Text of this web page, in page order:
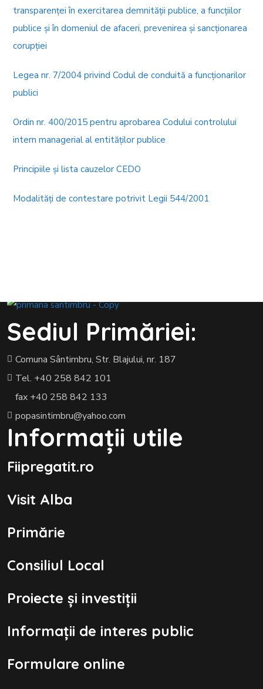
transparenţei în exercitarea demnităţii publice, a funcţiilor
publice şi în domeniul de afaceri, prevenirea şi sancţionarea
corupţiei
Legea nr. 7/2004 privind Codul de conduită a funcţionarilor
publici
Ordin nr. 400/2015 pentru aprobarea Codului controlului
intern managerial al entităţilor publice
Principiile şi lista cauzelor CEDO
Modalităţi de contestare potrivit Legii 544/2001
Sediul Primăriei:
Comuna Sântimbru, Str. Blajului, nr. 187
Tel. +40 258 842 101
fax +40 258 842 133
popasintimbru@yahoo.com
Informații utile
Fiipregatit.ro
Visit Alba
Primărie
Consiliul Local
Proiecte şi investiţii
Informații de interes public
Formulare online